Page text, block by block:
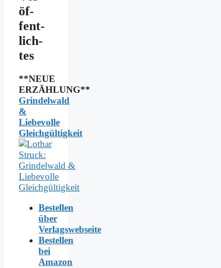
öf­
fent­
lich­
tes
**NEUE
ERZÄHLUNG**
Grindelwald
&
Liebevolle
Gleichgültigkeit
Bestellen
über
Verlagswebseite
Bestellen
bei
Amazon